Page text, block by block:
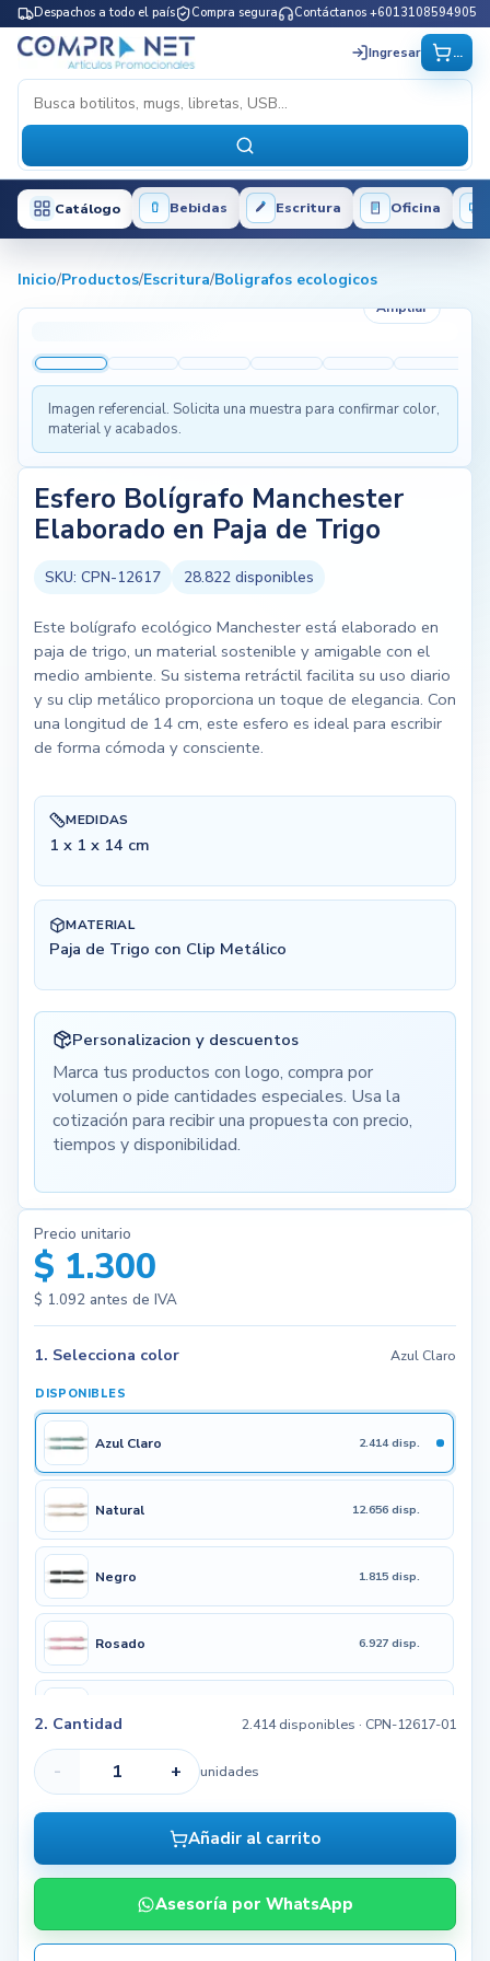
Despachos a todo el país Compra segura Contáctanos +6013108594905
Ingresar ...
Catálogo Bebidas Escritura Oficina
Inicio/Productos/Escritura/Boligrafos ecologicos
Ampliar
Imagen referencial. Solicita una muestra para confirmar color,
material y acabados.
Esfero Bolígrafo Manchester
Elaborado en Paja de Trigo
SKU: CPN-12617 28.822disponibles
Este bolígrafo ecológico Manchester está elaborado en
paja de trigo, un material sostenible y amigable con el
medio ambiente. Su sistema retráctil facilita su uso diario
y su clip metálico proporciona un toque de elegancia. Con
una longitud de 14 cm, este esfero es ideal para escribir
de forma cómoda y consciente.
MEDIDAS
1 x 1 x 14 cm
MATERIAL
Paja de Trigo con Clip Metálico
Personalizacion y descuentos
Marca tus productos con logo, compra por
volumen o pide cantidades especiales. Usa la
cotización para recibir una propuesta con precio,
tiempos y disponibilidad.
Precio unitario
$ 1.300
$ 1.092antes de IVA
1. Selecciona color Azul Claro
DISPONIBLES
Azul Claro 2.414 disp.
Natural 12.656 disp.
Negro 1.815 disp.
Rosado 6.927 disp.
2. Cantidad 2.414 disponibles · CPN-12617-01
- + unidades
Añadir al carrito
Asesoría por WhatsApp